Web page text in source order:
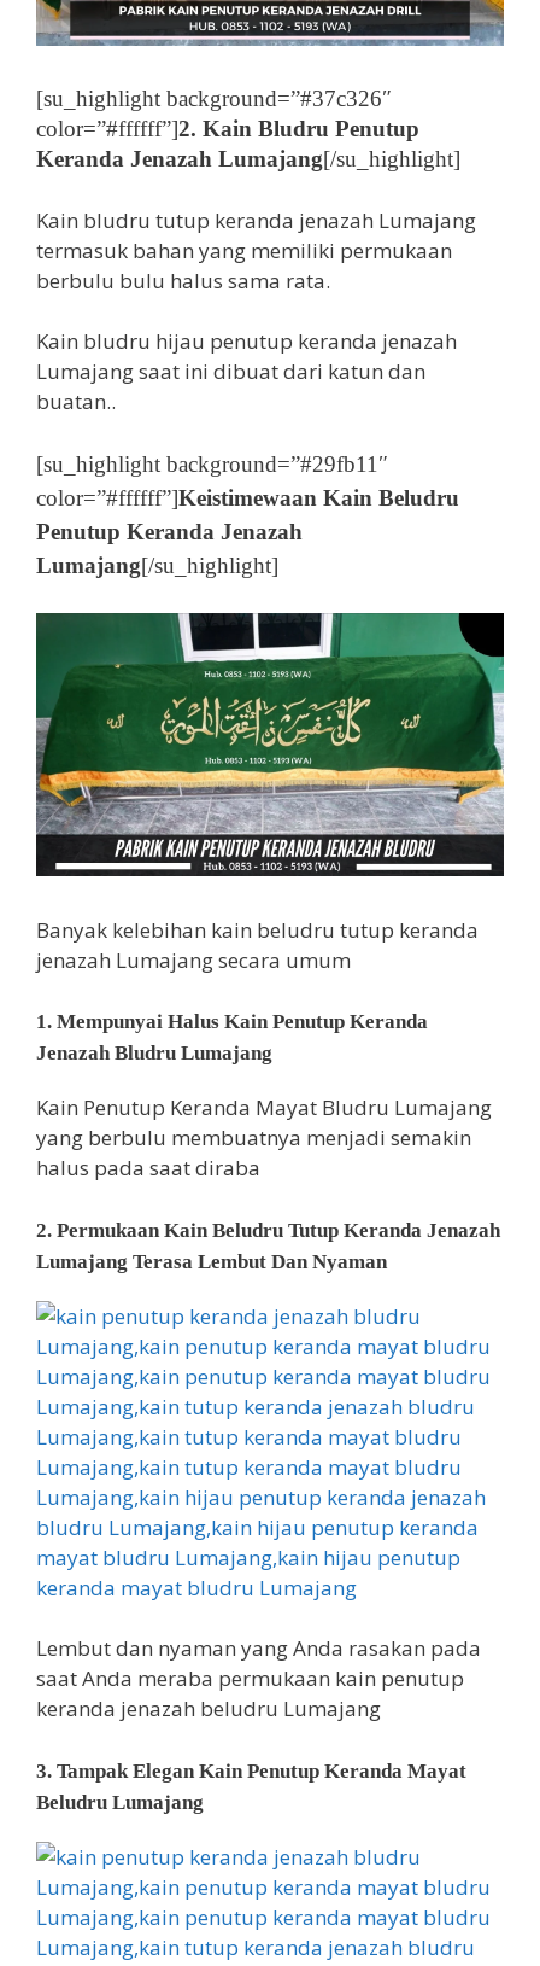
[su_highlight background=”#37c326″
color=”#ffffff”]2. Kain Bludru Penutup
Keranda Jenazah Lumajang[/su_highlight]
Kain bludru tutup keranda jenazah Lumajang
termasuk bahan yang memiliki permukaan
berbulu bulu halus sama rata.
Kain bludru hijau penutup keranda jenazah
Lumajang saat ini dibuat dari katun dan
buatan..
[su_highlight background=”#29fb11″
color=”#ffffff”]Keistimewaan Kain Beludru
Penutup Keranda Jenazah
Lumajang[/su_highlight]
Banyak kelebihan kain beludru tutup keranda
jenazah Lumajang secara umum
1. Mempunyai Halus Kain Penutup Keranda
Jenazah Bludru Lumajang
Kain Penutup Keranda Mayat Bludru Lumajang
yang berbulu membuatnya menjadi semakin
halus pada saat diraba
2. Permukaan Kain Beludru Tutup Keranda Jenazah
Lumajang Terasa Lembut Dan Nyaman
Lembut dan nyaman yang Anda rasakan pada
saat Anda meraba permukaan kain penutup
keranda jenazah beludru Lumajang
3. Tampak Elegan Kain Penutup Keranda Mayat
Beludru Lumajang